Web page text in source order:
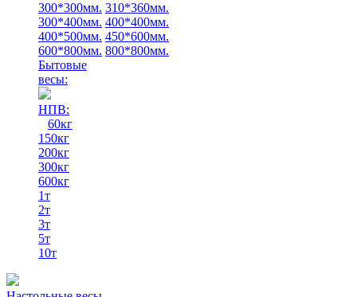
300*300мм. 310*360мм.
300*400мм. 400*400мм.
400*500мм. 450*600мм.
600*800мм. 800*800мм.
Бытовые
весы:
НПВ:
60кг
150кг
200кг
300кг
600кг
1т
2т
3т
5т
10т